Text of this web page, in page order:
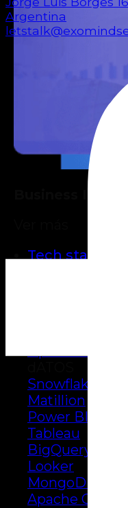
Business
Tech stack
Snowflake
Matillion
Power BI
Tableau
BigQuery
Looker
MongoDB
Apache
Argentina